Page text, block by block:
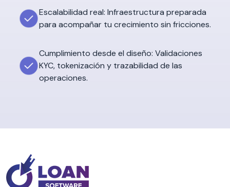
Escalabilidad real: Infraestructura preparada
para acompañar tu crecimiento sin fricciones.
Cumplimiento desde el diseño: Validaciones
KYC, tokenización y trazabilidad de las
operaciones.